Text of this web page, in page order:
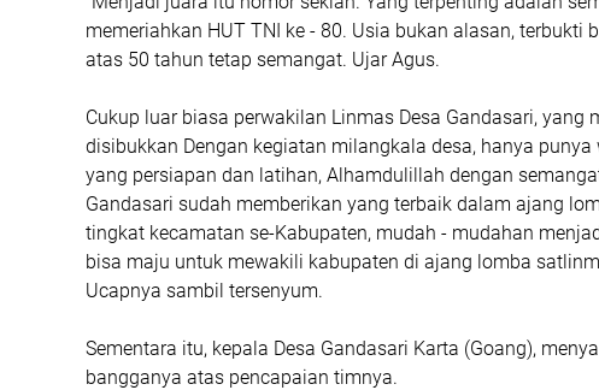
memeriahkan HUT TNI ke - 80. Usia bukan alasan, terbukti
atas 50 tahun tetap semangat. Ujar Agus.
Cukup luar biasa perwakilan Linmas Desa Gandasari, yang
disibukkan Dengan kegiatan milangkala desa, hanya punya
yang persiapan dan latihan, Alhamdulillah dengan
Gandasari sudah memberikan yang terbaik dalam ajang
tingkat kecamatan se-Kabupaten, mudah - mudahan
bisa maju untuk mewakili kabupaten di ajang lomba
Ucapnya sambil tersenyum.
Sementara itu, kepala Desa Gandasari Karta (Goang),
bangganya atas pencapaian timnya.